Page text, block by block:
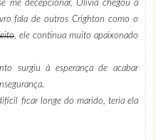
me decepcionar, Olivia chegou a
fala de outros Crighton como o
, ele continua muito apaixonado
surgiu à esperança de acabar
ficar longe do marido, teria ela